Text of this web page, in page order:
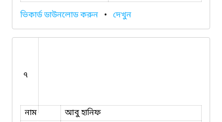
ভিকার্ড ডাউনলোড করুন • দেখুন
৭
নাম
আবু হানিফ